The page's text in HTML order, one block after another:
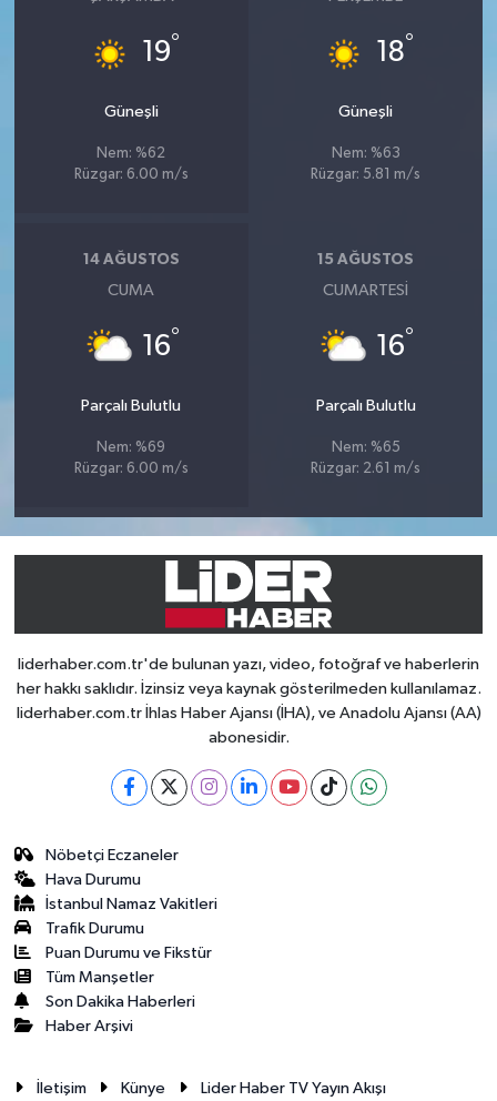
19°
Güneşli
Nem: %62
Rüzgar: 6.00 m/s
18°
Güneşli
Nem: %63
Rüzgar: 5.81 m/s
14 AĞUSTOS
CUMA
16°
Parçalı Bulutlu
Nem: %69
Rüzgar: 6.00 m/s
15 AĞUSTOS
CUMARTESI
16°
Parçalı Bulutlu
Nem: %65
Rüzgar: 2.61 m/s
liderhaber.com.tr'de bulunan yazı, video, fotoğraf ve haberlerin
her hakkı saklıdır. İzinsiz veya kaynak gösterilmeden kullanılamaz.
liderhaber.com.tr İhlas Haber Ajansı (İHA), ve Anadolu Ajansı (AA)
abonesidir.
Nöbetçi Eczaneler
Hava Durumu
İstanbul Namaz Vakitleri
Trafik Durumu
Puan Durumu ve Fikstür
Tüm Manşetler
Son Dakika Haberleri
Haber Arşivi
İletişim Künye Lider Haber TV Yayın Akışı